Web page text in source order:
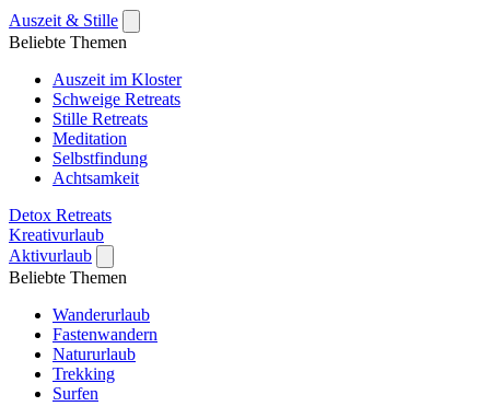
Auszeit & Stille
Beliebte Themen
Auszeit im Kloster
Schweige Retreats
Stille Retreats
Meditation
Selbstfindung
Achtsamkeit
Detox Retreats
Kreativurlaub
Aktivurlaub
Beliebte Themen
Wanderurlaub
Fastenwandern
Natururlaub
Trekking
Surfen